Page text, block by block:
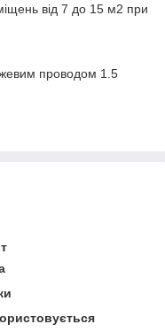
від 7 до 15 м2 при
проводом 1.5